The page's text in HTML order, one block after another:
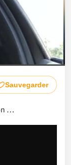
Sauvegarder
…